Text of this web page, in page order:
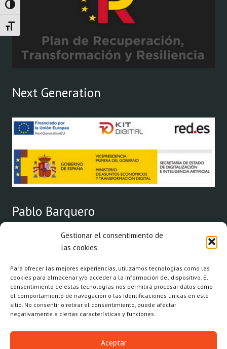
Gestionar el consentimiento de
las cookies
Para ofrecer las mejores experiencias, utilizamos tecnologías como las
cookies para almacenar y/o acceder a la información del dispositivo. El
consentimiento de estas tecnologías nos permitirá procesar datos como
el comportamiento de navegación o las identificaciones únicas en este
sitio. No consentir o retirar el consentimiento, puede afectar
negativamente a ciertas características y funciones.
Aceptar
Alternar alto contraste
Alternar tamaño de letra
Next Generation
Pablo Barquero
Arquitecto de Valencia desde el año 2000.
Correo